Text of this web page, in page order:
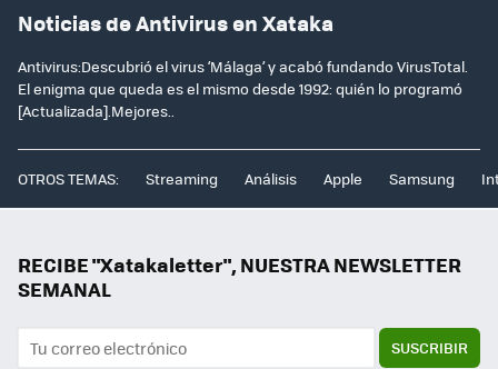
Noticias de Antivirus en Xataka
Antivirus:Descubrió el virus ‘Málaga’ y acabó fundando VirusTotal.
El enigma que queda es el mismo desde 1992: quién lo programó
[Actualizada].Mejores..
OTROS TEMAS: Streaming Análisis Apple Samsung
RECIBE "Xatakaletter", NUESTRA NEWSLETTER
SEMANAL
SUSCRIBIR